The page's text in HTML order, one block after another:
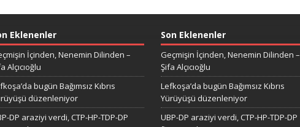
Eklenenler
İçinden, Nenemin Dilinden –
Alçıcıoğlu
bugün Bağımsız Kıbrıs
düzenleniyor
DP araziyi verdi, CTP-HP-TDP-DP
Son Eklenenler
Geçmişin İçinden, Nenemin Dilinden –
Şifa Alçıcıoğlu
Lefkoşa’da bugün Bağımsız Kıbrıs
Yürüyüşü düzenleniyor
UBP-DP araziyi verdi, CTP-HP-TDP-DP